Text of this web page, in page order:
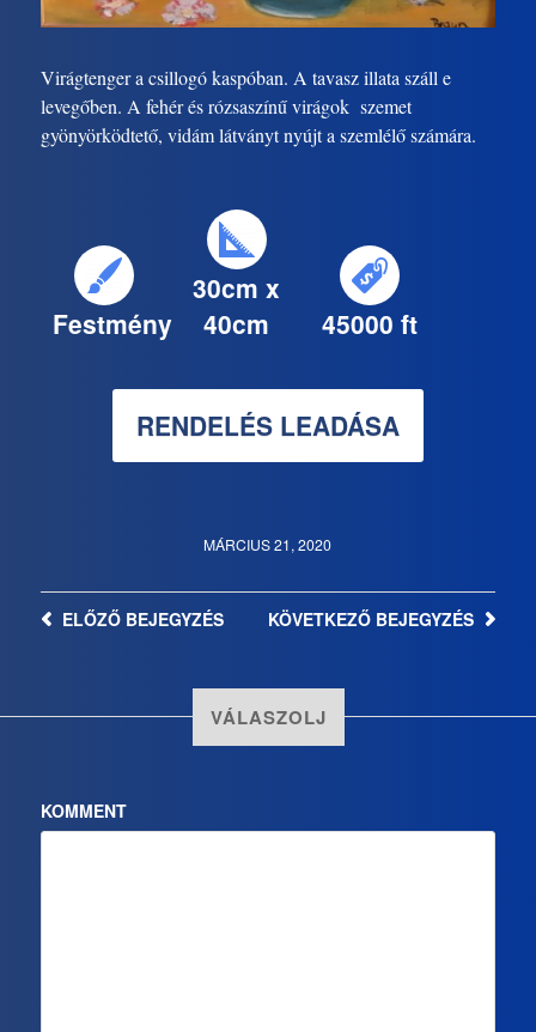
Virágtenger a csillogó kaspóban. A tavasz illata száll e
levegőben. A fehér és rózsaszínű virágok szemet
gyönyörködtető, vidám látványt nyújt a szemlélő számára.
Festmény
30cm x
40cm
45000 ft
RENDELÉS LEADÁSA
MÁRCIUS 21, 2020
KÖVETKEZŐ BEJEGYZÉS
ELŐZŐBEJEGYZÉS
VÁLASZOLJ
KOMMENT